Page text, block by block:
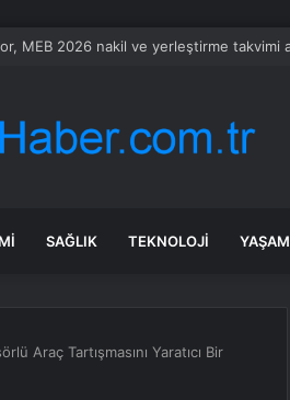
3,5 milyon TL kazandırıyor
SAĞLIK TEKNOLOJI YAŞAM
Araç Tartışmasını Yaratıcı Bir